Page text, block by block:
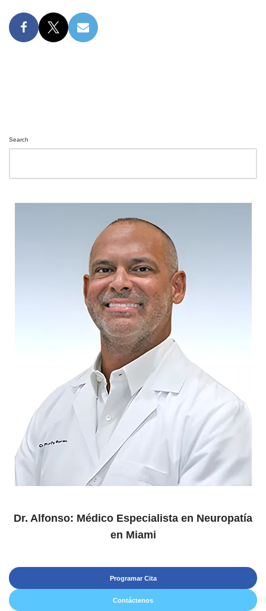
Search
Dr. Alfonso: Médico Especialista en Neuropatía
en Miami
Programar Cita
Contáctenos